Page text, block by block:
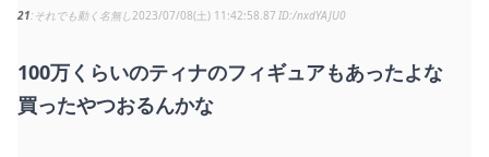
21 それでも動く名無し 2023/07/08(土) 11:42:58.87 /nxdYAJU0
100万くらいのティナのフィギュアもあったよな
買ったやつおるんかな